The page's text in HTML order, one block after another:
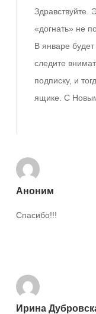
Здравствуйте.
«догнать» не
В январе
следите
подписку, и
ящике. С
Аноним
Спасибо!!!
Ирина